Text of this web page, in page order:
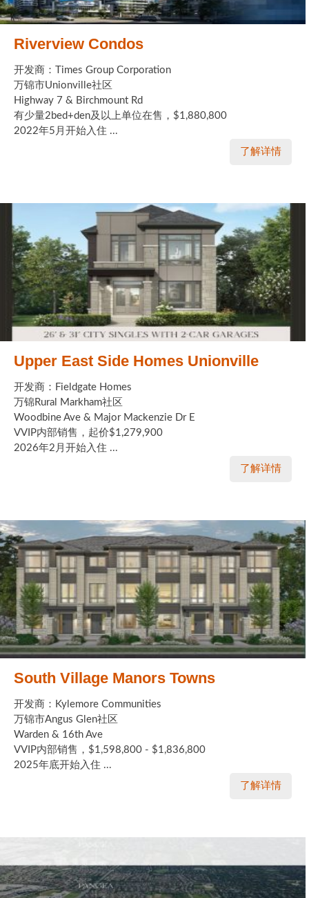
Riverview Condos
开发商：Times Group Corporation
万锦市Unionville社区
Highway 7 & Birchmount Rd
有少量2bed+den及以上单位在售，$1,880,800
2022年5月开始入住 ...
了解详情
Upper East Side Homes Unionville
开发商：Fieldgate Homes
万锦Rural Markham社区
Woodbine Ave & Major Mackenzie Dr E
VVIP内部销售，起价$1,279,900
2026年2月开始入住 ...
了解详情
South Village Manors Towns
开发商：Kylemore Communities
万锦市Angus Glen社区
Warden & 16th Ave
VVIP内部销售，$1,598,800 - $1,836,800
2025年底开始入住 ...
了解详情